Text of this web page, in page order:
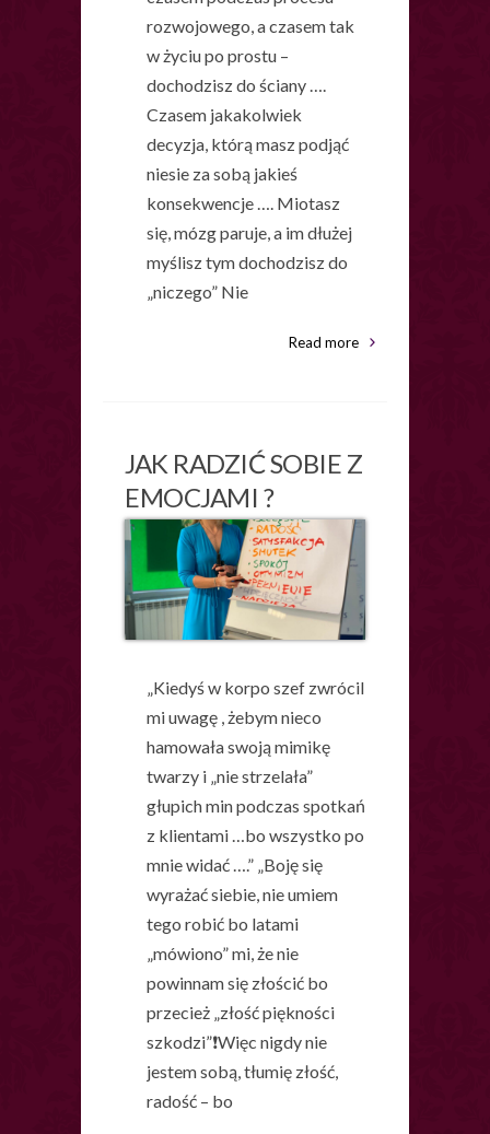
rozwojowego, a czasem tak
w życiu po prostu –
dochodzisz do ściany ….
Czasem jakakolwiek
decyzja, którą masz podjąć
niesie za sobą jakieś
konsekwencje …. Miotasz
się, mózg paruje, a im dłużej
myślisz tym dochodzisz do
„niczego” Nie
Read more
JAK RADZIĆ SOBIE Z
EMOCJAMI ?
„Kiedyś w korpo szef zwrócil
mi uwagę , żebym nieco
hamowała swoją mimikę
twarzy i „nie strzelała”
głupich min podczas spotkań
z klientami …bo wszystko po
mnie widać ….” „Boję się
wyrażać siebie, nie umiem
tego robić bo latami
„mówiono” mi, że nie
powinnam się złościć bo
przecież „złość piękności
szkodzi”❗️Więc nigdy nie
jestem sobą, tłumię złość,
radość – bo